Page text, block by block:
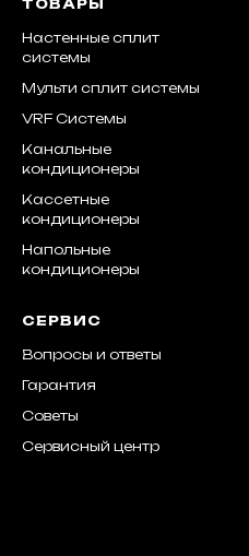
ТОВАРЫ
Настенные сплит
системы
Мульти сплит системы
VRF Системы
Канальные
кондиционеры
Кассетные
кондиционеры
Напольные
кондиционеры
СЕРВИС
Вопросы и ответы
Гарантия
Советы
Сервисный центр